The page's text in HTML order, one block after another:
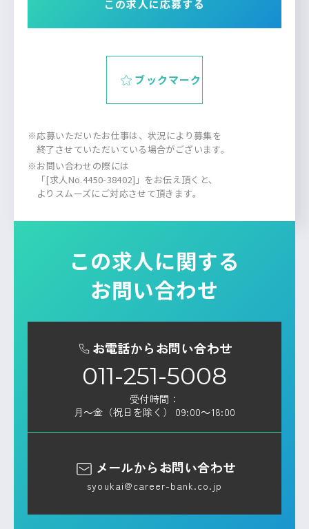
この求人に応募する
ブックマーク
※応募いただいたお仕事は、状況により募集を
終了させていただいている場合がございます。
※お問い合わせの際には
「[求人No.4450-38402]」をお伝え頂くと、
よりスムーズにご対応させて頂きます。
この求人に関する
お問い合わせ
お電話からお問い合わせ
011-251-5008
受付時間：
月～金（祝日を除く） 09:00～18:00
メールからお問い合わせ
syoukai@career-bank.co.jp